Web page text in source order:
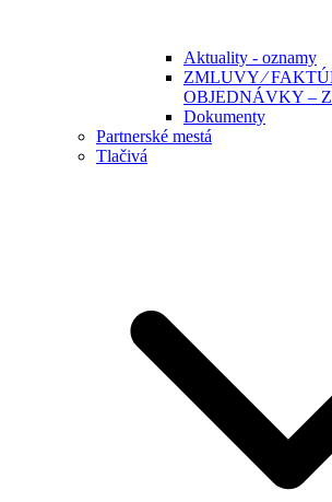
Aktuality - oznamy
ZMLUVY ⁄
OBJEDNÁVKY –
Dokumenty
Partnerské mestá
Tlačivá